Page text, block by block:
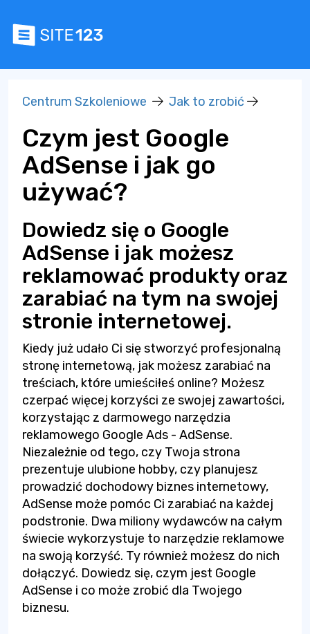
Centrum Szkoleniowe Jak to zrobić
Czym jest Google
AdSense i jak go
używać?
Dowiedz się o Google
AdSense i jak możesz
reklamować produkty oraz
zarabiać na tym na swojej
stronie internetowej.
Kiedy już udało Ci się stworzyć profesjonalną
stronę internetową, jak możesz zarabiać na
treściach, które umieściłeś online? Możesz
czerpać więcej korzyści ze swojej zawartości,
korzystając z darmowego narzędzia
reklamowego Google Ads - AdSense.
Niezależnie od tego, czy Twoja strona
prezentuje ulubione hobby, czy planujesz
prowadzić dochodowy biznes internetowy,
AdSense może pomóc Ci zarabiać na każdej
podstronie. Dwa miliony wydawców na całym
świecie wykorzystuje to narzędzie reklamowe
na swoją korzyść. Ty również możesz do nich
dołączyć. Dowiedz się, czym jest Google
AdSense i co może zrobić dla Twojego
biznesu.